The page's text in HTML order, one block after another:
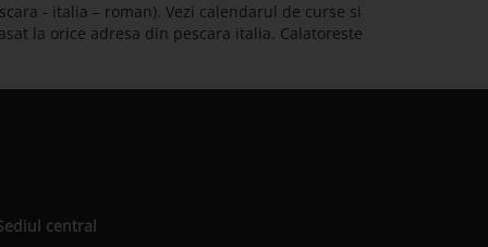
- italia – roman). Vezi calendarul de curse si
la orice adresa din pescara italia. Calatoreste
central